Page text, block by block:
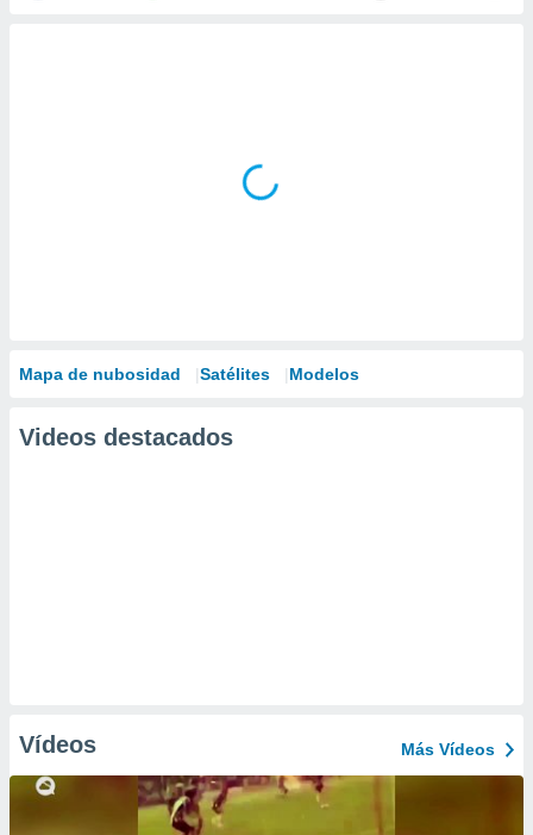
Mapa de nubosidad Satélites Modelos
Videos destacados
Vídeos Más Vídeos